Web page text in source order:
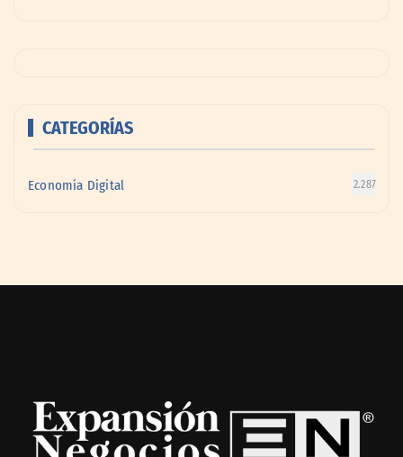
CATEGORÍAS
Economía Digital 2.287